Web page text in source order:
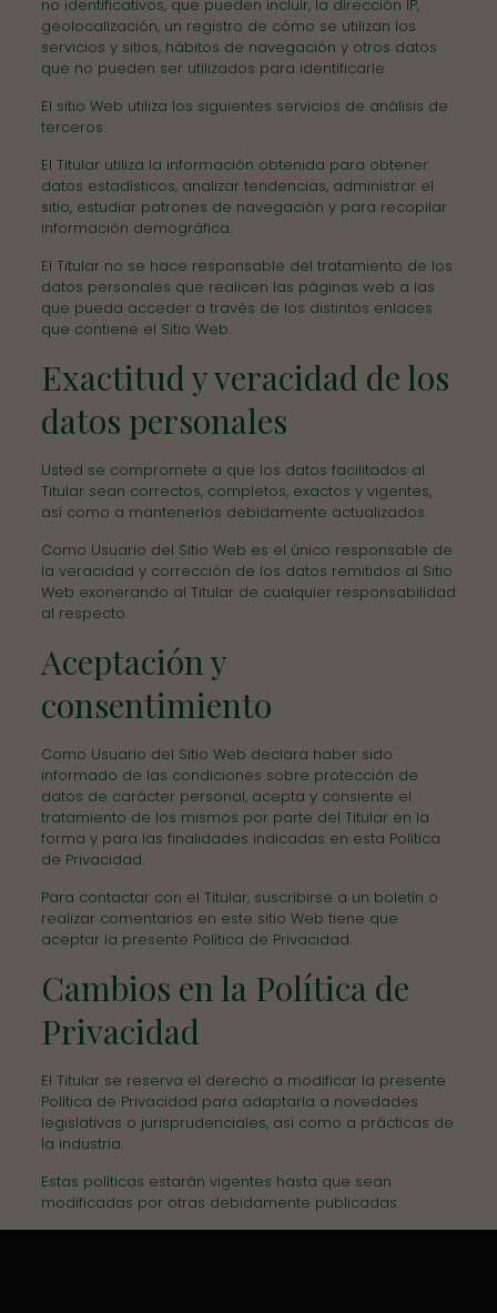
no identificativos, que pueden incluir, la dirección IP,
geolocalización, un registro de cómo se utilizan los
servicios y sitios, hábitos de navegación y otros datos
que no pueden ser utilizados para identificarle.
El sitio Web utiliza los siguientes servicios de análisis de
terceros:
El Titular utiliza la información obtenida para obtener
datos estadísticos, analizar tendencias, administrar el
sitio, estudiar patrones de navegación y para recopilar
información demográfica.
El Titular no se hace responsable del tratamiento de los
datos personales que realicen las páginas web a las
que pueda acceder a través de los distintos enlaces
que contiene el Sitio Web.
Exactitud y veracidad de los
datos personales
Usted se compromete a que los datos facilitados al
Titular sean correctos, completos, exactos y vigentes,
así como a mantenerlos debidamente actualizados.
Como Usuario del Sitio Web es el único responsable de
la veracidad y corrección de los datos remitidos al Sitio
Web exonerando al Titular de cualquier responsabilidad
al respecto.
Aceptación y
consentimiento
Como Usuario del Sitio Web declara haber sido
informado de las condiciones sobre protección de
datos de carácter personal, acepta y consiente el
tratamiento de los mismos por parte del Titular en la
forma y para las finalidades indicadas en esta Política
de Privacidad.
Para contactar con el Titular, suscribirse a un boletín o
realizar comentarios en este sitio Web tiene que
aceptar la presente Política de Privacidad.
Cambios en la Política de
Privacidad
El Titular se reserva el derecho a modificar la presente
Política de Privacidad para adaptarla a novedades
legislativas o jurisprudenciales, así como a prácticas de
la industria.
Estas políticas estarán vigentes hasta que sean
modificadas por otras debidamente publicadas.